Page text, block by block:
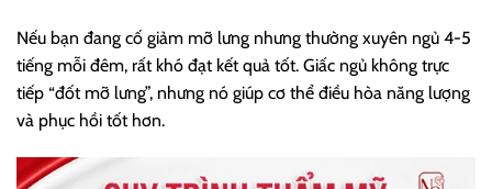
Nếu bạn đang cố giảm mỡ lưng nhưng thường xuyên ngủ 4-5
tiếng mỗi đêm, rất khó đạt kết quả tốt. Giấc ngủ không trực
tiếp “đốt mỡ lưng”, nhưng nó giúp cơ thể điều hòa năng lượng
và phục hồi tốt hơn.